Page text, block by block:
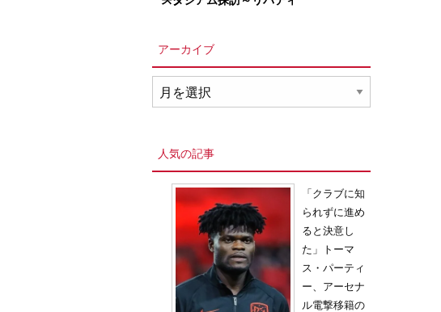
アーカイブ
ー
人気の記事
「クラブに知
られずに進め
ると決意し
た」トーマ
ス・パーティ
ー、アーセナ
ル電撃移籍の